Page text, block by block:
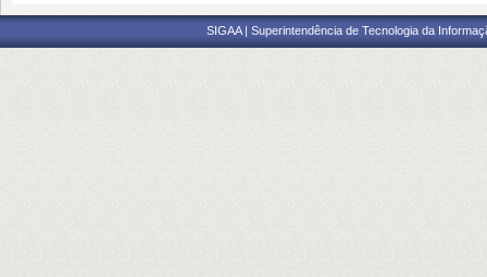
SIGAA | Superintendência de Tecnologia da